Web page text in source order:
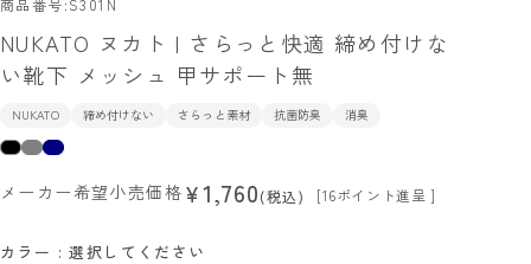
NUKATO ヌカト | さらっと快適 締め付けな
い靴下 メッシュ 甲サポート無
NUKATO 締め付けない さらっと素材 抗菌防臭 消臭
メーカー希望小売価格 ¥1,760 税込 [16ポイント進呈 ]
カラー 選択してください